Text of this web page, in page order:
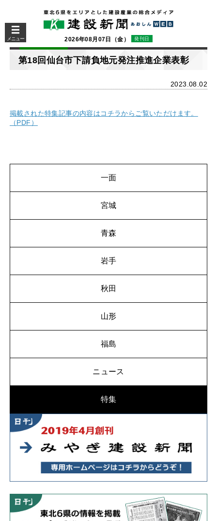
メニュー 2026年08月07日（金） 発刊日
第18回仙台市下請負地元発注推進企業表彰
2023.08.02
掲載された特集記事の内容はコチラからご覧いただけます。
（PDF）
一面
宮城
青森
岩手
秋田
山形
福島
ニュース
特集